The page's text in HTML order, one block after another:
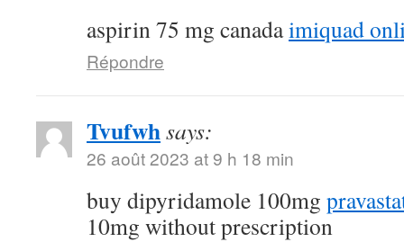
aspirin 75 mg canadaimiquad
Répondre
Tvufwhsays:
26 août 2023 at 9 h 18 min
buy dipyridamole 100mg
10mg without prescription